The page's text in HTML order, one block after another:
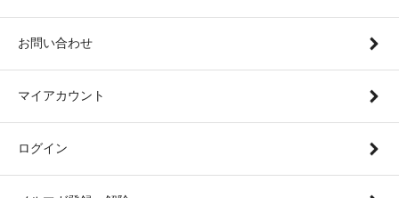
お問い合わせ
マイアカウント
ログイン